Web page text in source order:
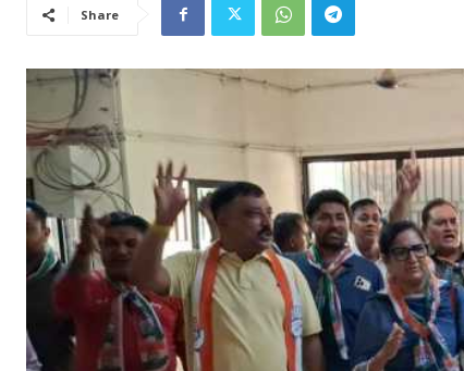
Share